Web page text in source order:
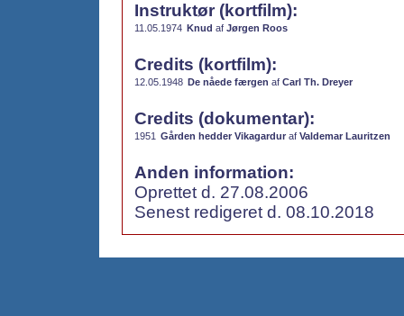
Instruktør (kortfilm):
11.05.1974 Knud af Jørgen Roos
Credits (kortfilm):
12.05.1948 De nåede færgen af Carl Th. Dreyer
Credits (dokumentar):
1951 Gården hedder Vikagardur af Valdemar Lauritzen
Anden information:
Oprettet d. 27.08.2006
Senest redigeret d. 08.10.2018